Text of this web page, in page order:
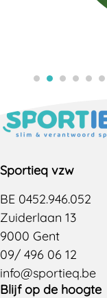
Sportieq vzw
BE 0452.946.052
Zuiderlaan 13
9000 Gent
09/ 496 06 12
info@sportieq.be
Blijf op de hoogte